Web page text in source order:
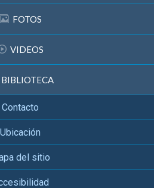
FOTOS
VIDEOS
BIBLIOTECA
Contacto
Ubicación
del sitio